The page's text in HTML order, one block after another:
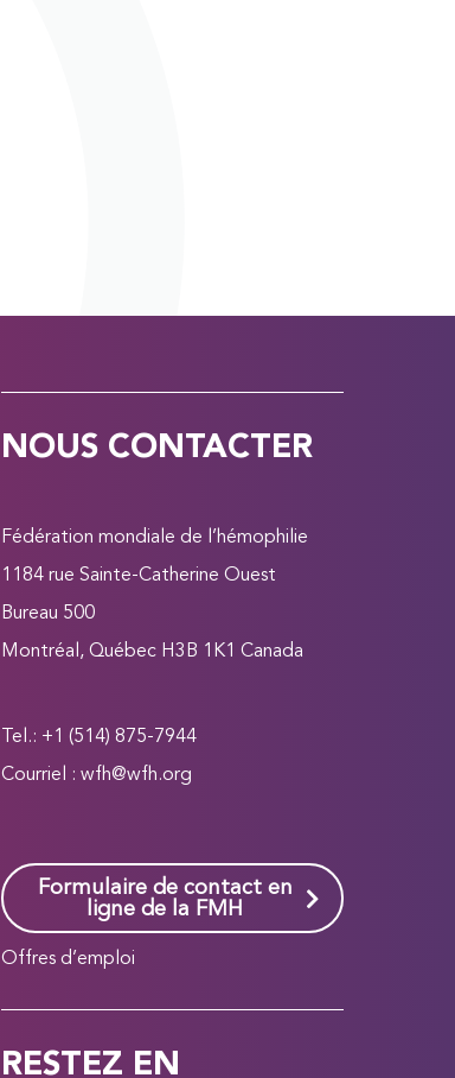
NOUS CONTACTER
Fédération mondiale de l’hémophilie
1184 rue Sainte-Catherine Ouest
Bureau 500
Montréal, Québec H3B 1K1 Canada
Tel.: +1 (514) 875-7944
Courriel : wfh@wfh.org
Formulaire de contact en
ligne de la FMH
Offres d’emploi
RESTEZ EN